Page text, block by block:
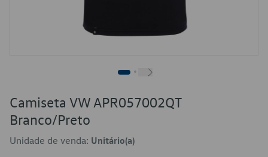
Camiseta VW APR057002QT
Branco/Preto
Unidade de venda: Unitário(a)